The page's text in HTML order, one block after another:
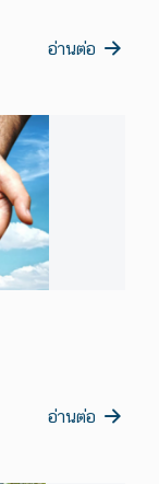
อ่านต่อ
อ่านต่อ